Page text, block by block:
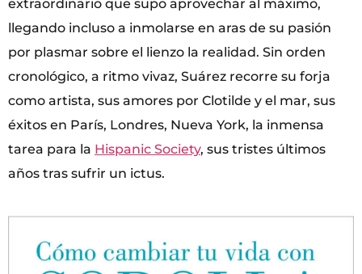
extraordinario que supo aprovechar al máximo,
llegando incluso a inmolarse en aras de su pasión
por plasmar sobre el lienzo la realidad. Sin orden
cronológico, a ritmo vivaz, Suárez recorre su forja
como artista, sus amores por Clotilde y el mar, sus
éxitos en París, Londres, Nueva York, la inmensa
tarea para la Hispanic Society, sus tristes últimos
años tras sufrir un ictus.